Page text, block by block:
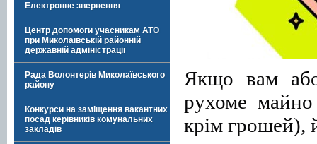
Електронне звернення
Центр допомоги учасникам АТО
при Миколаївській районній
державній адміністрації
Рада Волонтерів Миколаївського
району
Конкурси на заміщення вакантних
посад керівників комунальних
закладів
Якщо вам
рухоме майно
крім грошей),